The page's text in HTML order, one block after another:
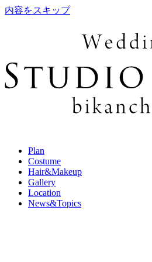
内容をスキップ
Plan
Costume
Hair&Makeup
Gallery
Location
News&Topics